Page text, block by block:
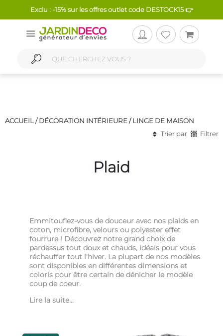
Exclu : -15% sur les offres outlet code DESTOCK15 👉
ACCUEIL / DÉCORATION INTÉRIEURE/LINGE DE MAISON
Trier par
Filtrer
Plaid
Emmitouflez-vous de douceur avec nos plaids en
coton, microfibre, velours ou polyester effet
fourrure ! Découvrez notre grand choix de
pardessus tout doux et chauds, idéals pour vous
réchauffer tout l'hiver. La plupart de nos modèles
sont disponibles en différentes dimensions et
coloris pour être certain de dénicher le modèle
coup de coeur.
Lire la suite...